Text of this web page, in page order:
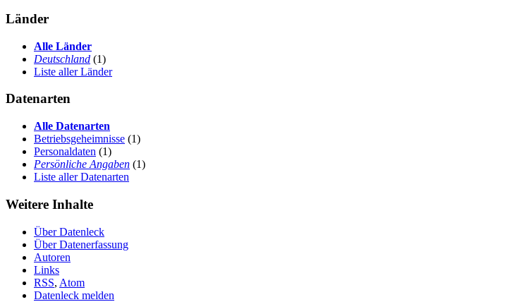
Länder
Alle Länder
Deutschland (1)
Liste aller Länder
Datenarten
Alle Datenarten
Betriebsgeheimnisse (1)
Personaldaten (1)
Persönliche Angaben (1)
Liste aller Datenarten
Weitere Inhalte
Über Datenleck
Über Datenerfassung
Autoren
Links
RSS, Atom
Datenleck melden